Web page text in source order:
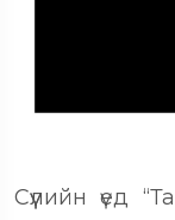
Сүүлийн үед